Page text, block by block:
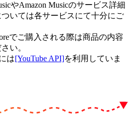
やAmazon Musicのサービス詳細
いては各サービスにて十分にご
でご購入される際は商品の内容
い。
は[YouTube API]を利用していま